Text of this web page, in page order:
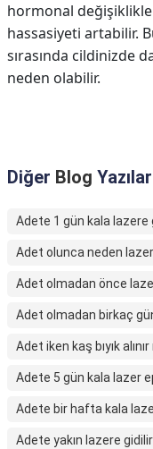
hormonal
hassasiyeti artabilir.
sırasında cildinizde
neden olabilir.
Diğer Blog
Adete 1 gün kala lazere
Adet olunca neden
Adet olmadan önce
Adet olmadan birkaç
Adet iken kaş bıyık alınır
Adete 5 gün kala lazer
Adete bir hafta kala lazer
Adete yakın lazere